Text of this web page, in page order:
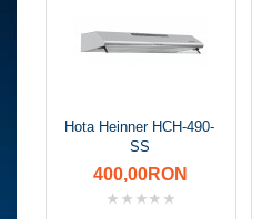
Hota Heinner HCH-490-
SS
400,00RON